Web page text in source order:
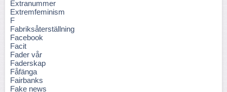
Extranummer
Extremfeminism
F
Fabriksåterställning
Facebook
Facit
Fader vår
Faderskap
Fåfänga
Fairbanks
Fake news